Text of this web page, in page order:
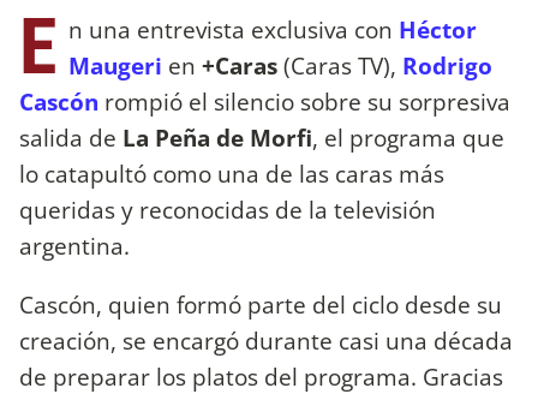
E n una entrevista exclusiva con Héctor
Maugeri en +Caras(Caras TV), Rodrigo
Cascón rompió el silencio sobre su sorpresiva
salida de La Peña de Morfi, el programa que
lo catapultó como una de las caras más
queridas y reconocidas de la televisión
argentina.
Cascón, quien formó parte del ciclo desde su
creación, se encargó durante casi una década
de preparar los platos del programa. Gracias